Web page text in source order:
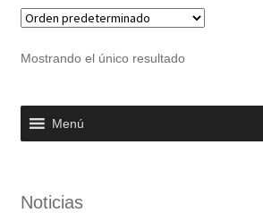
Mostrando el único resultado
Menú
Noticias